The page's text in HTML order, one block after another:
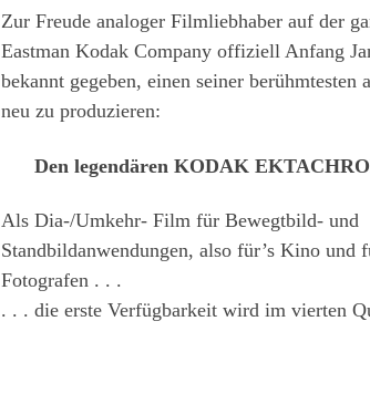
Zur Freude analoger Filmliebhaber auf der
Eastman Kodak Company offiziell Anfang
bekannt gegeben, einen seiner berühmtesten
neu zu produzieren:
Den legendären KODAK
Als Dia-/Umkehr- Film für Bewegtbild- und
Standbildanwendungen, also für’s Kino und
Fotografen . . .
. . . die erste Verfügbarkeit wird im vierten